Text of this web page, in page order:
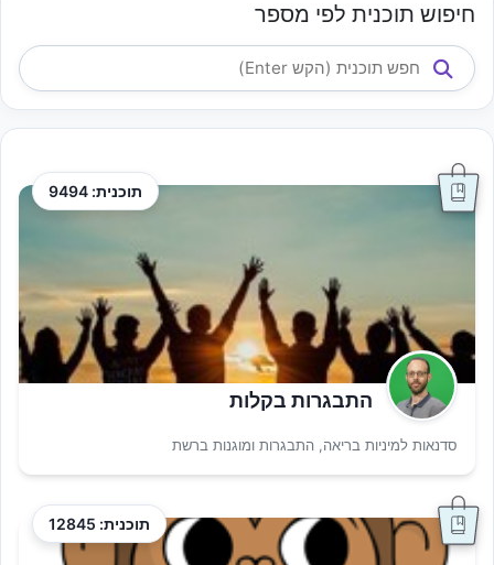
חיפוש תוכנית לפי מספר
תוכנית: 9494
התבגרות בקלות
סדנאות למיניות בריאה, התבגרות ומוגנות ברשת
תוכנית: 12845